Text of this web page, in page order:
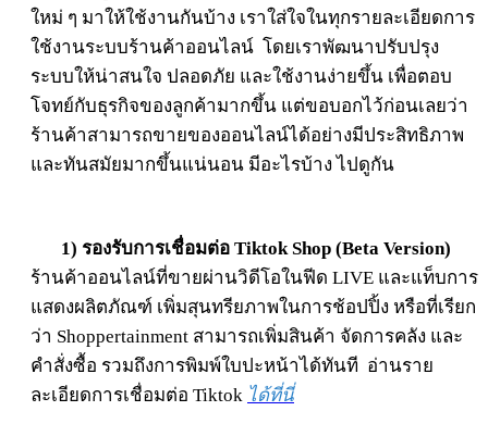
ใหม่ ๆ มาให้ใช้งานกันบ้าง เราใส่ใจในทุกรายละเอียดการ
ใช้งานระบบร้านค้าออนไลน์ โดยเราพัฒนาปรับปรุง
ระบบให้น่าสนใจ ปลอดภัย และใช้งานง่ายขึ้น เพื่อตอบ
โจทย์กับธุรกิจของลูกค้ามากขึ้น แต่ขอบอกไว้ก่อนเลยว่า
ร้านค้าสามารถขายของออนไลน์ได้อย่างมีประสิทธิภาพ
และทันสมัยมากขึ้นแน่นอน มีอะไรบ้าง ไปดูกัน
1) รองรับการเชื่อมต่อ Tiktok Shop (Beta Version)
ร้านค้าออนไลน์ที่ขายผ่านวิดีโอในฟีด LIVE และแท็บการ
แสดงผลิตภัณฑ์ เพิ่มสุนทรียภาพในการช้อปปิ้ง หรือที่เรียก
ว่า Shoppertainment สามารถเพิ่มสินค้า จัดการคลัง และ
คำสั่งซื้อ รวมถึงการพิมพ์ใบปะหน้าได้ทันที อ่านราย
ละเอียดการเชื่อมต่อ Tiktok ได้ที่นี่